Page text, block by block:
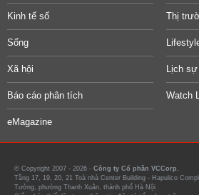
Kinh tế số Thị
Sống
Xã hội Lịch
Báo cáo phân tích Watch
eMagazine
© Copyright 2007 - 2026 - Công ty Cổ phần VCCorp.
Tầng 17, 19, 20, 21 Toà nhà Center Building - Hapulico
Tưởng, phường Thanh Xuân, thành phố Hà Nội